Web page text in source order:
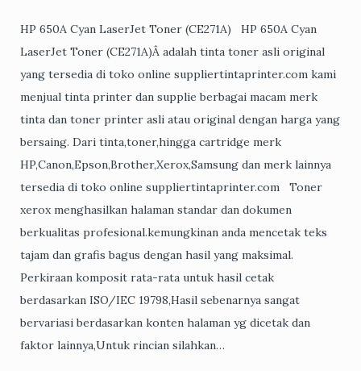
HP 650A Cyan LaserJet Toner (CE271A) HP 650A Cyan
LaserJet Toner (CE271A)Â adalah tinta toner asli original
yang tersedia di toko online suppliertintaprinter.com kami
menjual tinta printer dan supplie berbagai macam merk
tinta dan toner printer asli atau original dengan harga yang
bersaing. Dari tinta,toner,hingga cartridge merk
HP,Canon,Epson,Brother,Xerox,Samsung dan merk lainnya
tersedia di toko online suppliertintaprinter.com Toner
xerox menghasilkan halaman standar dan dokumen
berkualitas profesional.kemungkinan anda mencetak teks
tajam dan grafis bagus dengan hasil yang maksimal.
Perkiraan komposit rata-rata untuk hasil cetak
berdasarkan ISO/IEC 19798,Hasil sebenarnya sangat
bervariasi berdasarkan konten halaman yg dicetak dan
faktor lainnya,Untuk rincian silahkan…